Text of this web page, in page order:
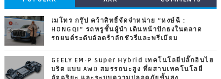
เมโทร กรุ๊ป คว้าสิทธิ์จัดจำหน่าย “หงษ์ฉี :
HONGQI” รถหรูชั้นผู้นำ เดินหน้าปักธงในตลาด
รถยนต์ระดับอัลตร้าลักชัวรีและพรีเมียม
GEELY EM-P Super Hybrid เทคโนโลยีปลั๊กอินไฮ
บริด แบบ AWD สมรรถนะสูง ที่ผสานเทคโนโลยี